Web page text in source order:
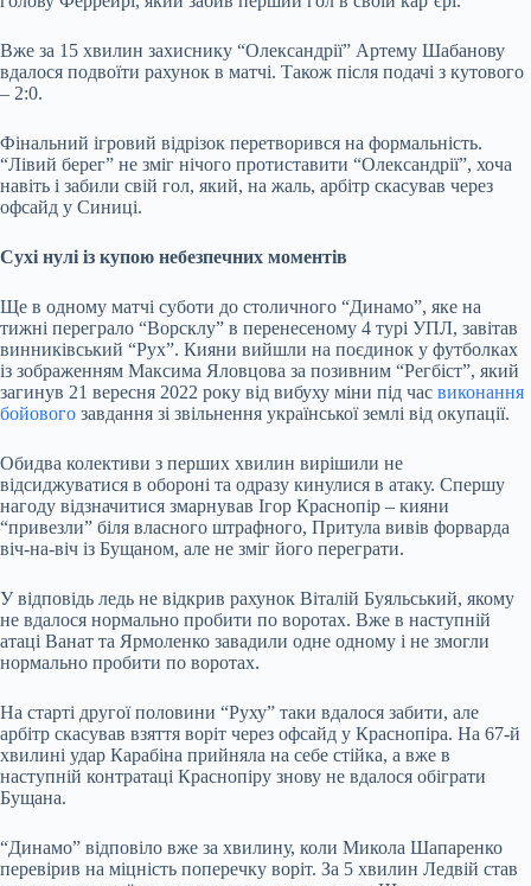
Вже за 15 хвилин захиснику “Олександрії” Артему Шабанову
вдалося подвоїти рахунок в матчі. Також після подачі з кутового
– 2:0.
Фінальний ігровий відрізок перетворився на формальність.
“Лівий берег” не зміг нічого протиставити “Олександрії”, хоча
навіть і забили свій гол, який, на жаль, арбітр скасував через
офсайд у Синиці.
Сухі нулі із купою небезпечних моментів
Ще в одному матчі суботи до столичного “Динамо”, яке на
тижні переграло “Ворсклу” в перенесеному 4 турі УПЛ, завітав
винниківський “Рух”. Кияни вийшли на поєдинок у футболках
із зображенням Максима Яловцова за позивним “Регбіст”, який
загинув 21 вересня 2022 року від вибуху міни під час виконання
бойового завдання зі звільнення української землі від окупації.
Обидва колективи з перших хвилин вирішили не
відсиджуватися в обороні та одразу кинулися в атаку. Спершу
нагоду відзначитися змарнував Ігор Краснопір – кияни
“привезли” біля власного штрафного, Притула вивів форварда
віч-на-віч із Бущаном, але не зміг його переграти.
У відповідь ледь не відкрив рахунок Віталій Буяльський, якому
не вдалося нормально пробити по воротах. Вже в наступній
атаці Ванат та Ярмоленко завадили одне одному і не змогли
нормально пробити по воротах.
На старті другої половини “Руху” таки вдалося забити, але
арбітр скасував взяття воріт через офсайд у Краснопіра. На 67-й
хвилині удар Карабіна прийняла на себе стійка, а вже в
наступній контратаці Краснопіру знову не вдалося обіграти
Бущана.
“Динамо” відповіло вже за хвилину, коли Микола Шапаренко
перевірив на міцність поперечку воріт. За 5 хвилин Ледвій став